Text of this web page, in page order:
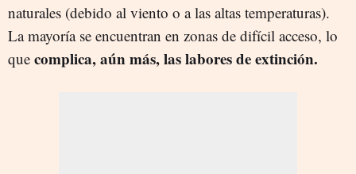
naturales (debido al viento o a las altas temperaturas).
La mayoría se encuentran en zonas de difícil acceso, lo
que complica, aún más, las labores de extinción.